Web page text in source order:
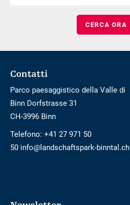
Footer
Contatti
Parco paesaggistico della Valle di
Binn Dorfstrasse 31
CH-3996 Binn
Telefono: +41 27 971 50
50 info@landschaftspark-binntal.ch